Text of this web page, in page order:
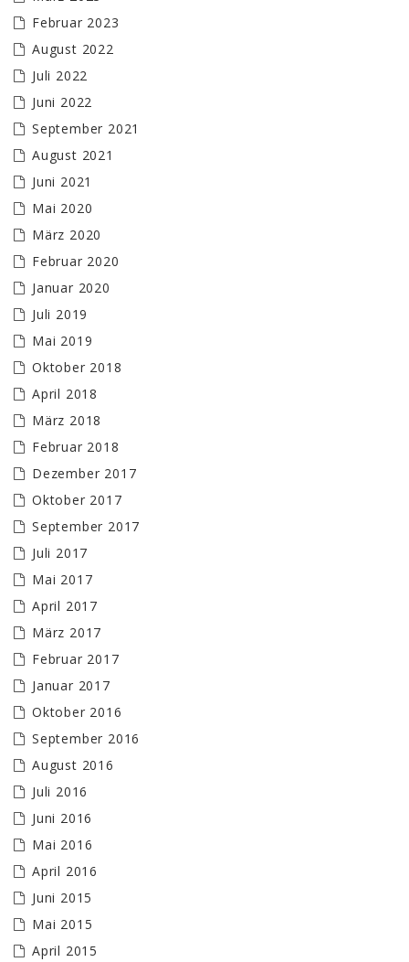
Februar 2023
August 2022
Juli 2022
Juni 2022
September 2021
August 2021
Juni 2021
Mai 2020
März 2020
Februar 2020
Januar 2020
Juli 2019
Mai 2019
Oktober 2018
April 2018
März 2018
Februar 2018
Dezember 2017
Oktober 2017
September 2017
Juli 2017
Mai 2017
April 2017
März 2017
Februar 2017
Januar 2017
Oktober 2016
September 2016
August 2016
Juli 2016
Juni 2016
Mai 2016
April 2016
Juni 2015
Mai 2015
April 2015